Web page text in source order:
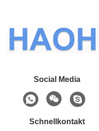
Social Media
Schnellkontakt